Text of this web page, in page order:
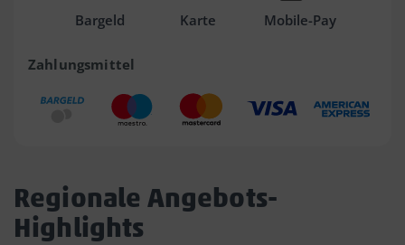
Bargeld Karte Mobile-Pay
Zahlungsmittel
Regionale Angebots-
Highlights